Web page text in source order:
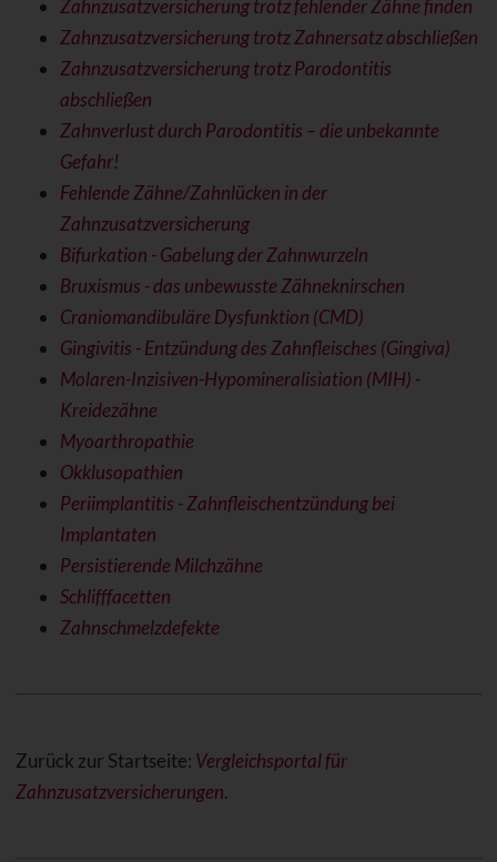
Zahnzusatzversicherung trotz fehlender Zähne finden
Zahnzusatzversicherung trotz Zahnersatz abschließen
Zahnzusatzversicherung trotz Parodontitis
abschließen
Zahnverlust durch Parodontitis – die unbekannte
Gefahr!
Fehlende Zähne/Zahnlücken in der
Zahnzusatzversicherung
Bifurkation - Gabelung der Zahnwurzeln
Bruxismus - das unbewusste Zähneknirschen
Craniomandibuläre Dysfunktion (CMD)
Gingivitis - Entzündung des Zahnfleisches (Gingiva)
Molaren-Inzisiven-Hypomineralisiation (MIH) -
Kreidezähne
Myoarthropathie
Okklusopathien
Periimplantitis - Zahnfleischentzündung bei
Implantaten
Persistierende Milchzähne
Schlifffacetten
Zahnschmelzdefekte
Zurück zur Startseite: Vergleichsportal für
Zahnzusatzversicherungen.